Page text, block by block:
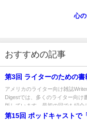
心
おすすめの記事
第3回 ライターのための書
アメリカのライター向け雑誌
Digestでは、多くのライター向け
版しています。最初の回でも紹介
『Writer's...
第15回 ポッドキャストで